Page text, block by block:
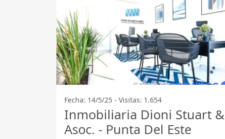
Fecha: 14/5/25 - Visitas: 1.654
Inmobiliaria Dioni Stuart &
Asoc. - Punta Del Este